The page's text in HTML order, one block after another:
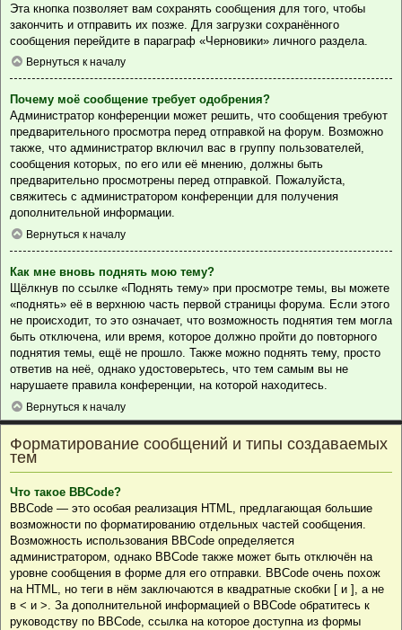
Эта кнопка позволяет вам сохранять сообщения для того, чтобы
закончить и отправить их позже. Для загрузки сохранённого
сообщения перейдите в параграф «Черновики» личного раздела.
Вернуться к началу
Почему моё сообщение требует одобрения?
Администратор конференции может решить, что сообщения требуют
предварительного просмотра перед отправкой на форум. Возможно
также, что администратор включил вас в группу пользователей,
сообщения которых, по его или её мнению, должны быть
предварительно просмотрены перед отправкой. Пожалуйста,
свяжитесь с администратором конференции для получения
дополнительной информации.
Вернуться к началу
Как мне вновь поднять мою тему?
Щёлкнув по ссылке «Поднять тему» при просмотре темы, вы можете
«поднять» её в верхнюю часть первой страницы форума. Если этого
не происходит, то это означает, что возможность поднятия тем могла
быть отключена, или время, которое должно пройти до повторного
поднятия темы, ещё не прошло. Также можно поднять тему, просто
ответив на неё, однако удостоверьтесь, что тем самым вы не
нарушаете правила конференции, на которой находитесь.
Вернуться к началу
Форматирование сообщений и типы создаваемых
тем
Что такое BBCode?
BBCode — это особая реализация HTML, предлагающая большие
возможности по форматированию отдельных частей сообщения.
Возможность использования BBCode определяется
администратором, однако BBCode также может быть отключён на
уровне сообщения в форме для его отправки. BBCode очень похож
на HTML, но теги в нём заключаются в квадратные скобки [ и ], а не
в < и >. За дополнительной информацией о BBCode обратитесь к
руководству по BBCode, ссылка на которое доступна из формы